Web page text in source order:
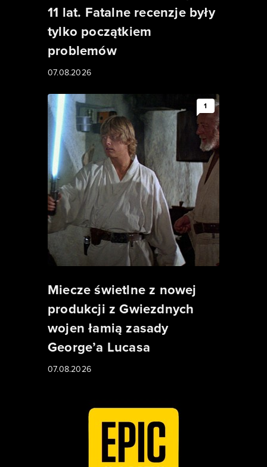
11 lat. Fatalne recenzje były
tylko początkiem
problemów
07.08.2026
1
Miecze świetlne z nowej
produkcji z Gwiezdnych
wojen łamią zasady
George’a Lucasa
07.08.2026